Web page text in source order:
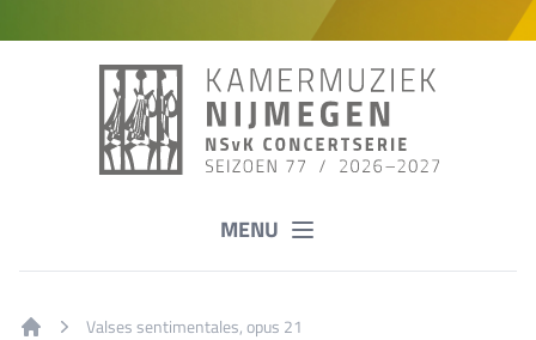
MENU
Valses sentimentales, opus 21